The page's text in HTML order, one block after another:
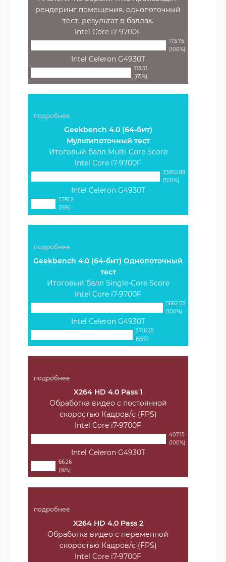
рендеринг помещения. однопоточный
тест, результат в баллах.
Intel Core i7-9700F
173.75
(100%)
Intel Celeron G4930T
113.51
(65%)
подробнее
Geekbench 4.0 (64-бит)
Мультипоточный тест
Итоговый балл Multi-Core Score
Intel Core i7-9700F
33952.88
(100%)
Intel Celeron G4930T
5591.2
(16%)
подробнее
Geekbench 4.0 (64-бит) Однопоточный
тест
Итоговый балл Single-Core Score
Intel Core i7-9700F
5662.53
(100%)
Intel Celeron G4930T
3716.35
(66%)
подробнее
X264 HD 4.0 Pass 1
Обработка видео с постоянной
скоростью Кадров/с (FPS)
Intel Core i7-9700F
407.15
(100%)
Intel Celeron G4930T
66.26
(16%)
подробнее
X264 HD 4.0 Pass 2
Обработка видео с переменной
скоростью Кадров/с (FPS)
Intel Core i7-9700F